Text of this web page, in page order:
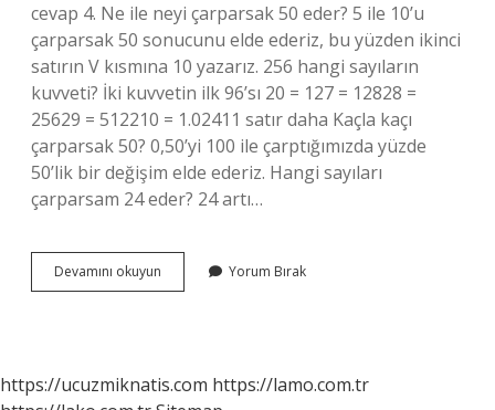
cevap 4. Ne ile neyi çarparsak 50 eder? 5 ile 10’u
çarparsak 50 sonucunu elde ederiz, bu yüzden ikinci
satırın V kısmına 10 yazarız. 256 hangi sayıların
kuvveti? İki kuvvetin ilk 96’sı 20 = 127 = 12828 =
25629 = 512210 = 1.02411 satır daha Kaçla kaçı
çarparsak 50? 0,50’yi 100 ile çarptığımızda yüzde
50’lik bir değişim elde ederiz. Hangi sayıları
çarparsam 24 eder? 24 artı…
Devamını okuyun
Ile
Yorum Bırak
https://ucuzmiknatis.com https://lamo.com.tr